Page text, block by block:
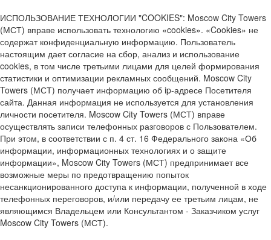
ИСПОЛЬЗОВАНИЕ ТЕХНОЛОГИИ "COOKIES": Moscow City Towers
(МСТ) вправе использовать технологию «cookies». «Cookies» не
содержат конфиденциальную информацию. Пользователь
настоящим дает согласие на сбор, анализ и использование
cookies, в том числе третьими лицами для целей формирования
статистики и оптимизации рекламных сообщений. Moscow City
Towers (МСТ) получает информацию об ip-адресе Посетителя
сайта. Данная информация не используется для установления
личности посетителя. Moscow City Towers (МСТ) вправе
осуществлять записи телефонных разговоров с Пользователем.
При этом, в соответствии с п. 4 ст. 16 Федерального закона «Об
информации, информационных технологиях и о защите
информации», Moscow City Towers (МСТ) предпринимает все
возможные меры по предотвращению попыток
несанкционированного доступа к информации, полученной в ходе
телефонных переговоров, и/или передачу ее третьим лицам, не
являющимся Владельцем или Консультантом - Заказчиком услуг
Moscow City Towers (МСТ).